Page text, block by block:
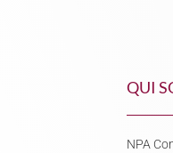
QUI
NPA